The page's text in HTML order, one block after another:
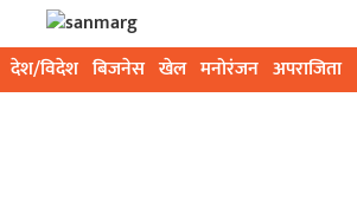
देश/विदेश बिजनेस खेल मनोरंजन अपराजिता